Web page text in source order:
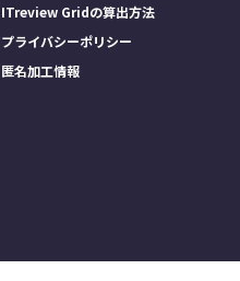
ITreview Gridの算出方法
プライバシーポリシー
匿名加工情報